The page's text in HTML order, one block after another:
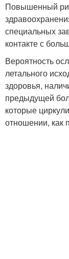
Повышенный
специальных
контакте с
Вероятность
летального
здоровья,
предыдущей
которые
отношении, как